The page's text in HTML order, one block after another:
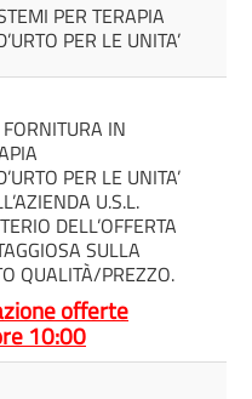
PER TERAPIA
PER LE UNITA’
IN
PER LE UNITA’
U.S.L.
DELL’OFFERTA
SULLA
QUALITÀ/PREZZO.
offerte
10:00